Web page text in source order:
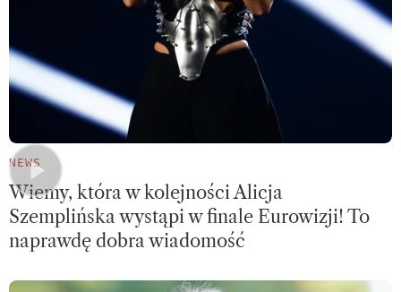
NEWS
Wiemy, która w kolejności Alicja
Szemplińska wystąpi w finale Eurowizji! To
naprawdę dobra wiadomość